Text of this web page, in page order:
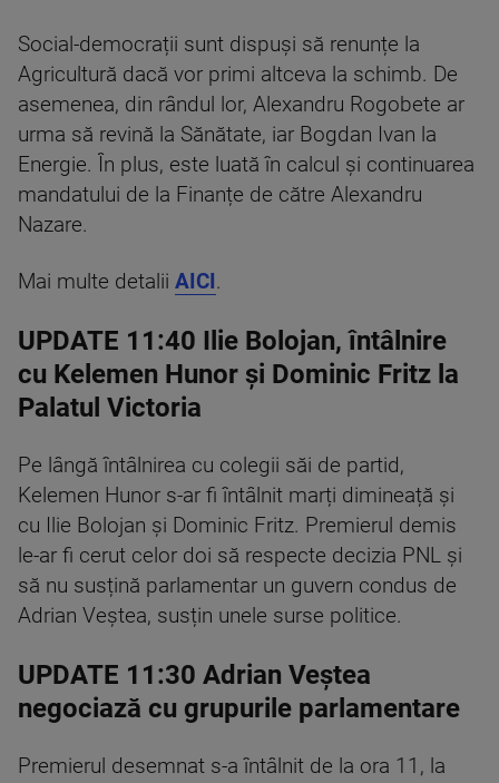
Social-democrații sunt dispuși să renunțe la
Agricultură dacă vor primi altceva la schimb. De
asemenea, din rândul lor, Alexandru Rogobete ar
urma să revină la Sănătate, iar Bogdan Ivan la
Energie. În plus, este luată în calcul și continuarea
mandatului de la Finanțe de către Alexandru
Nazare.
Mai multe detalii AICI.
UPDATE 11:40 Ilie Bolojan, întâlnire
cu Kelemen Hunor și Dominic Fritz la
Palatul Victoria
Pe lângă întâlnirea cu colegii săi de partid,
Kelemen Hunor s-ar fi întâlnit marți dimineață și
cu Ilie Bolojan și Dominic Fritz. Premierul demis
le-ar fi cerut celor doi să respecte decizia PNL și
să nu susțină parlamentar un guvern condus de
Adrian Veștea, susțin unele surse politice.
UPDATE 11:30 Adrian Veștea
negociază cu grupurile parlamentare
Premierul desemnat s-a întâlnit de la ora 11, la